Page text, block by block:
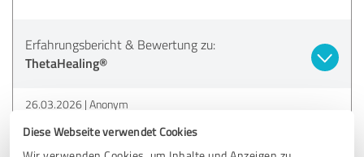
Diese Webseite verwendet Cookies
Erfahrungsbericht & Bewertung zu:
ThetaHealing®
26.03.2026 Anonym